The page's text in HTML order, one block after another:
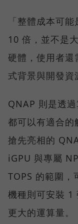
「整體成本可
10 倍，並不是
硬體，使用者
式背景與開發資
QNAP 則是透
都可以有適合
搶先亮相的
iGPU 與專屬
TOPS 的範圍，
機種則可安裝 1
更大的運算量。